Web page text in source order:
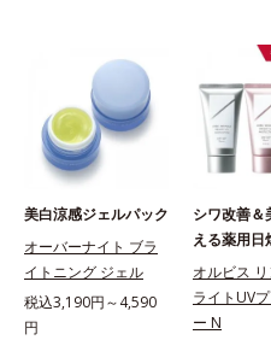
美白涼感ジェルパック
オーバーナイト ブラ
イトニング ジェル
税込3,190円～4,590
円
シワ改善＆
える薬用日
オルビス
ライトUV
ー N